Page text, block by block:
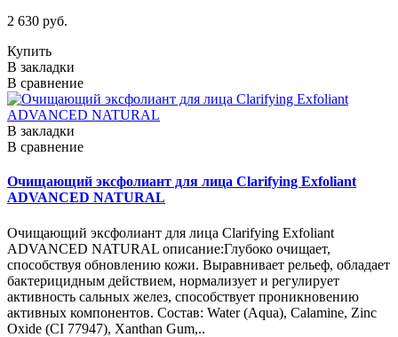
2 630 руб.
Купить
В закладки
В сравнение
В закладки
В сравнение
Очищающий эксфолиант для лица Clarifying Exfoliant
ADVANCED NATURAL
Очищающий эксфолиант для лица Clarifying Exfoliant
ADVANCED NATURAL описание:Глубоко очищает,
способствуя обновлению кожи. Выравнивает рельеф, обладает
бактерицидным действием, нормализует и регулирует
активность сальных желез, способствует проникновению
активных компонентов. Состав: Water (Aqua), Calamine, Zinc
Oxide (CI 77947), Xanthan Gum,..